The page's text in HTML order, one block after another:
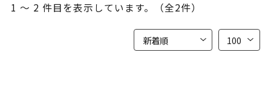
1 ～ 2 件目を表示しています。（全2件）